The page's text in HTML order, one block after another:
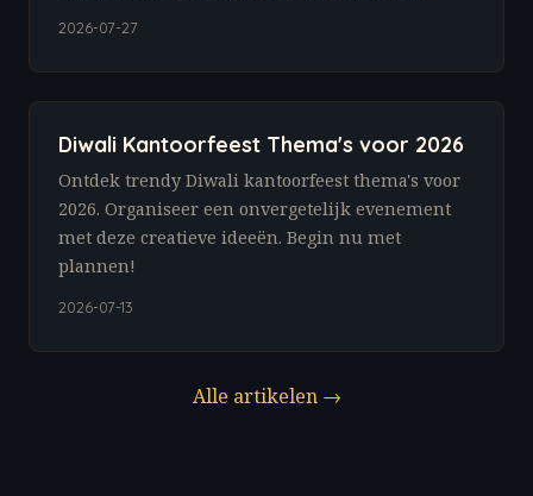
2026-07-27
Diwali Kantoorfeest Thema's voor 2026
Ontdek trendy Diwali kantoorfeest thema's voor
2026. Organiseer een onvergetelijk evenement
met deze creatieve ideeën. Begin nu met
plannen!
2026-07-13
Alle artikelen →